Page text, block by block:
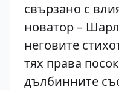
свързано с
новатор –
неговите
тях права
дълбинните